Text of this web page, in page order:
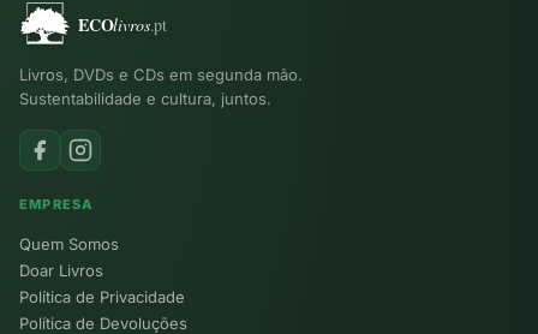
Livros, DVDs e CDs em segunda mão.
Sustentabilidade e cultura, juntos.
EMPRESA
Quem Somos
Doar Livros
Política de Privacidade
Política de Devoluções